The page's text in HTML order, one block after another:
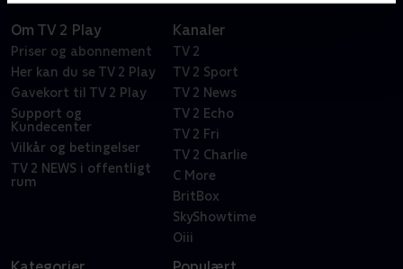
Om TV 2 Play
Priser og abonnement
Her kan du se TV 2 Play
Gavekort til TV 2 Play
Support og
Kundecenter
Vilkår og betingelser
TV 2 NEWS i offentligt
rum
Kanaler
TV 2
TV 2 Sport
TV 2 News
TV 2 Echo
TV 2 Fri
TV 2 Charlie
C More
BritBox
SkyShowtime
Oiii